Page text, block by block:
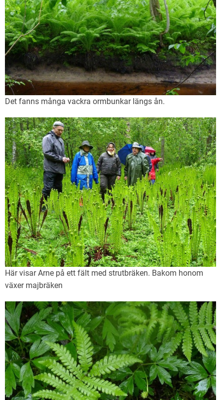
Det fanns många vackra ormbunkar längs ån.
Här visar Arne på ett fält med strutbräken. Bakom honom
växer majbräken